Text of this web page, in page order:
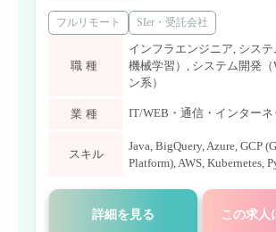
フルリモート SIer・受託会社
職種
インフラエンジニア, システ
機械学習） , システム開発
ン系）
業種 IT/WEB・通信・インターネ
スキル
Java, BigQuery,Azure, GCP
Platform),AWS, Kubernetes,
詳細を見る この求人